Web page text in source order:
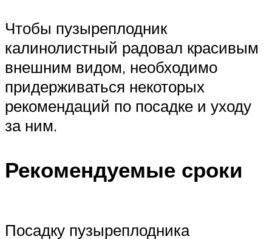
Чтобы пузыреплодник
калинолистный радовал красивым
внешним видом, необходимо
придерживаться некоторых
рекомендаций по посадке и уходу
за ним.
Рекомендуемые сроки
Посадку пузыреплодника